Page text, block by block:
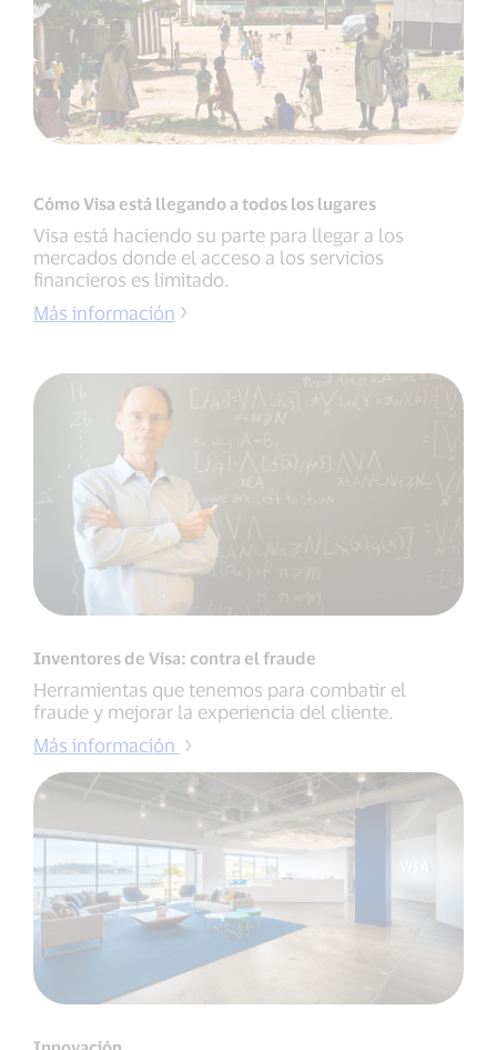
Cómo Visa está llegando a todos los lugares
Visa está haciendo su parte para llegar a los
mercados donde el acceso a los servicios
financieros es limitado.
Más información
Inventores de Visa: contra el fraude
Herramientas que tenemos para combatir el
fraude y mejorar la experiencia del cliente.
Más información